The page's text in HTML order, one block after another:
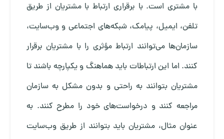
با مشتری است. با برقراری ارتباط با مشتریان از طریق
تلفن، ایمیل، پیامک، شبکه‌های اجتماعی و وب‌سایت،
سازمان‌ها می‌توانند ارتباط مؤثری را با مشتریان برقرار
کنند. اما این ارتباطات باید هماهنگ و یکپارچه باشند تا
مشتریان بتوانند به راحتی و بدون مشکل به سازمان
مراجعه کنند و درخواست‌های خود را مطرح کنند. به
عنوان مثال، مشتریان باید بتوانند از طریق وب‌سایت